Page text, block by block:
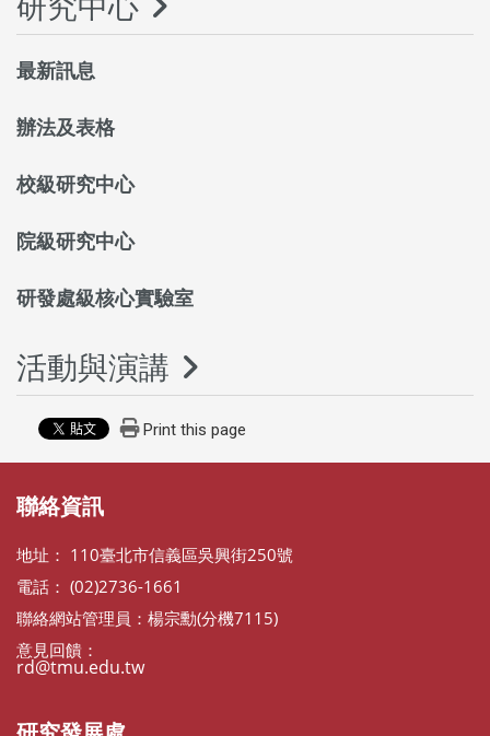
最新訊息
辦法及表格
校級研究中心
院級研究中心
研發處級核心實驗室
活動與演講
Print this page
聯絡資訊
地址： 110臺北市信義區吳興街250號
電話： (02)2736-1661
聯絡網站管理員：楊宗勳(分機7115)
意見回饋：
rd@tmu.edu.tw